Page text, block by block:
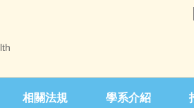
相關法規 學系介紹